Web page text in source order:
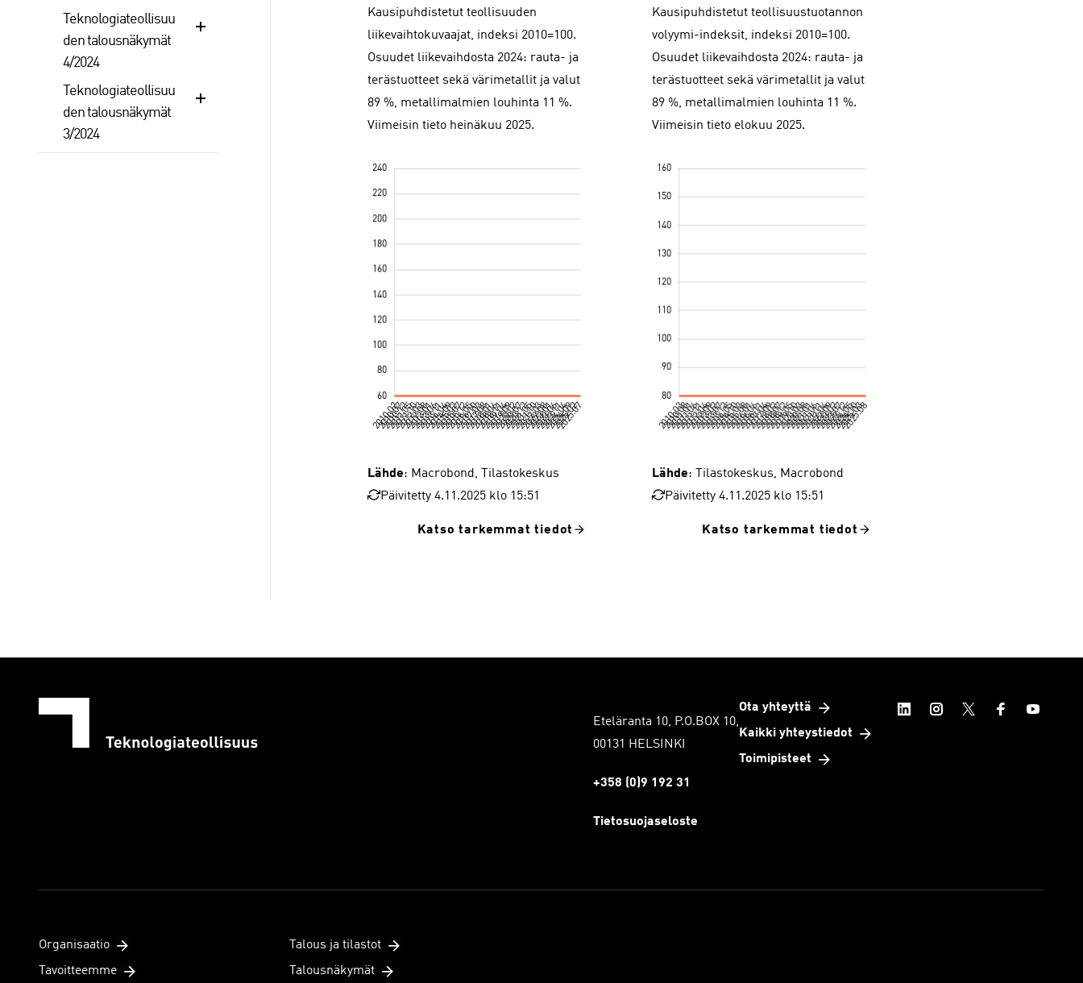
Teknologiateollisuu
den talousnäkymät
4/2024
Teknologiateollisuu
den talousnäkymät
3/2024
Kausipuhdistetut teollisuuden
liikevaihtokuvaajat, indeksi 2010=100.
Osuudet liikevaihdosta 2024: rauta- ja
terästuotteet sekä värimetallit ja valut
89 %, metallimalmien louhinta 11 %.
Viimeisin tieto heinäkuu 2025.
Lähde: Macrobond, Tilastokeskus
Päivitetty 4.11.2025 klo 15:51
Katso tarkemmat tiedot
Kausipuhdistetut teollisuustuotannon
volyymi-indeksit, indeksi 2010=100.
Osuudet liikevaihdosta 2024: rauta- ja
terästuotteet sekä värimetallit ja valut
89 %, metallimalmien louhinta 11 %.
Viimeisin tieto elokuu 2025.
Lähde: Tilastokeskus, Macrobond
Päivitetty 4.11.2025 klo 15:51
Katso tarkemmat tiedot
Eteläranta 10, P.O.BOX 10,
00131 HELSINKI
+358 (0)9 192 31
Tietosuojaseloste
Ota yhteyttä
Kaikki yhteystiedot
Toimipisteet
Organisaatio
Tavoitteemme
Talous ja tilastot
Talousnäkymät